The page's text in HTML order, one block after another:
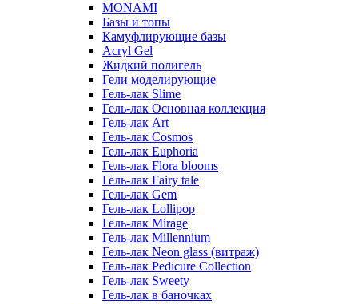
MONAMI
Базы и топы
Камуфлирующие базы
Acryl Gel
Жидкий полигель
Гели моделирующие
Гель-лак Slime
Гель-лак Основная коллекция
Гель-лак Art
Гель-лак Cosmos
Гель-лак Euphoria
Гель-лак Flora blooms
Гель-лак Fairy tale
Гель-лак Gem
Гель-лак Lollipop
Гель-лак Mirage
Гель-лак Millennium
Гель-лак Neon glass (витраж)
Гель-лак Pedicure Collection
Гель-лак Sweety
Гель-лак в баночках